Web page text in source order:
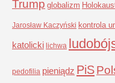
Trump globalizm
Jarosław Kaczyński kontrola
katolicki lichwa
pedofilia pieniądz PiS